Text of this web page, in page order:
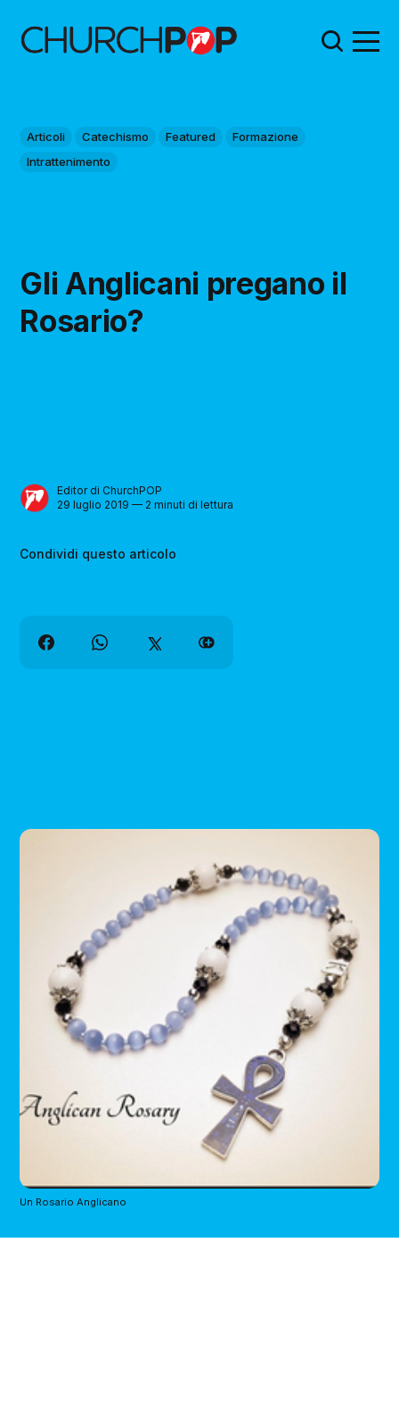
Articoli Catechismo Featured
Formazione
Intrattenimento
Gli Anglicani pregano il
Rosario?
Editor di ChurchPOP
29 luglio 2019 — 2 minuti di lettura
Condividi questo articolo
Un Rosario Anglicano